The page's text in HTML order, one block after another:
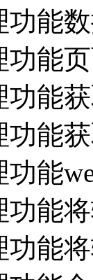
功能
功能
功能
功能
能
功能
功能